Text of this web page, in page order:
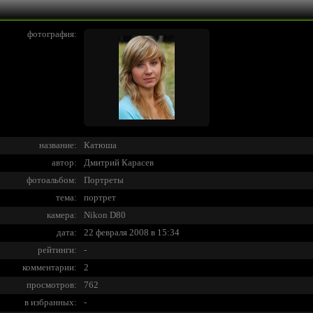
фотография:
название:
Катюша
автор:
Дмитрий Карасев
фотоальбом:
Портреты
тема:
портрет
камера:
Nikon D80
дата:
22 февраля 2008 в 15:34
рейтинги:
-
комментарии:
2
просмотров:
762
в избранных:
-